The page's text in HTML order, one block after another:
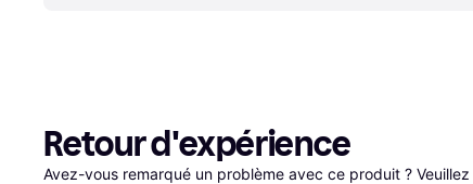
Retour d'expérience
Avez-vous remarqué un problème avec ce produit ? Veuillez